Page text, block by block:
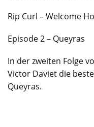
Rip Curl – Welcome
Episode 2 – Queyras
In der zweiten Folge
Victor Daviet die
Queyras.